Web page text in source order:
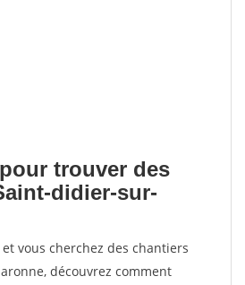
trouver des
didier-sur-
vous cherchez des chantiers
découvrez comment